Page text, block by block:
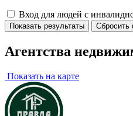
Вход для людей с
Показать результаты Сбросить
Агентства
Показать на карте